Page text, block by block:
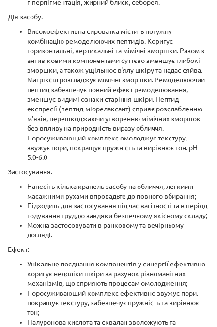
гіперпігментація, жирний блиск, себорея.
Дія засобу:
Високоефективна сироватка містить потужну
комбінацію ремоделюючих пептидів. Коригує
горизонтальні, вертикальні та мімічні зморшки. Разом з
антивіковими компонентами суттєво зменшує глибокі
зморшки, а також ущільнює в'ялу шкіру та надає сяйва.
Матріксіл розгладжує мімічні зморшки. Ремоделюючий
пептид забезпечує повний ефект ремоделювання,
зменшує видимі ознаки старіння шкіри. Пептид
експресії (пептид-міорелаксант) сприяє розслабленню
м'язів, перешкоджаючи утворенню мімічних зморшок
без впливу на природність виразу обличчя.
Поросуживающий комплекс омолоджує текстуру,
звужує пори, покращує пружність та вирівнює тон. pH
5.0-6.0
Застосування:
Нанесіть кілька крапель засобу на обличчя, легкими
масажними рухами впровадьте до повного вбирання;
Підходить для застосування під час вагітності та в період
годування груддю завдяки безпечному якісному складу;
Можна застосовувати в ранковому та вечірньому
догляді.
Ефект:
Унікальне поєднання компонентів у синергії ефективно
коригує недоліки шкіри за рахунок різноманітних
механізмів, що сприяють процесам омолодження;
Поросуживающий комплекс ефективно звужує пори,
покращує текстуру, забезпечує пружність та вирівнює
тон;
Гіалуронова кислота та сквалан зволожують та